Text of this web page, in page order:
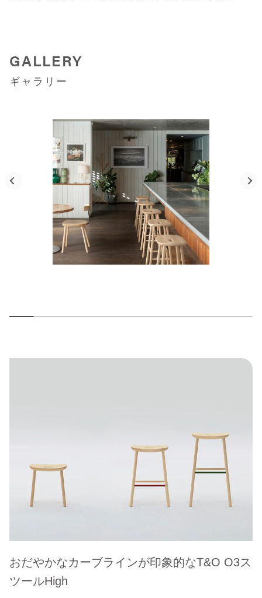
GALLERY
ギャラリー
おだやかなカーブラインが印象的なT&O O3ス
ツールHigh